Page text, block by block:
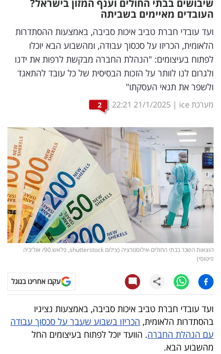
דיגיטל
וטק
שיווק
ופרסום
משפט
ומחקרים
דעות
רכילות
עסקית
קריפטו
טלוויזיה
עסקי
ספורט
קריירה
ולימודים
שיבושים בבתי החולים וענף המזון בישראל?
העובדים מאיימים בשביתה
ועד עובדי חברת טביב איכות סביבה, באמצעות ההסתדרות
הלאומית, הכריזו על סכסוך עבודה, ומהשבוע הבא יוכלו
לפתוח בעיצומים: "הנהלת החברה מבקשת לרפות את ידנו
ולגרום לנו לוותר על הזכות הבסיסית של כל עובד להתאגד
ולשפר את תנאי העסקתו"
מערכת ice |
21/1/2025
22:21
2
הוצאות השכר בבתי החולים-אילוסטרציה (צילום shutterstock, פלאש 90/ אוליביה
פיטוסי)
עקבו אחרינו בגוגל
ועד עובדי חברת טביב איכות סביבה, באמצעות נציגיו
בהסתדרות הלאומית, הכריזו בשבוע שעבר על סכסוך עבודה
עם הנהלת החברה. הוועד יוכל לפתוח בעיצומים החל
מהשבוע הבא.